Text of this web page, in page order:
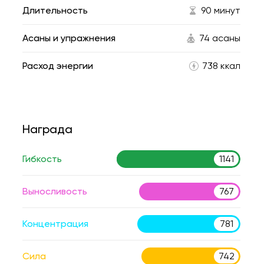
Длительность 90 минут
Асаны и упражнения 74 асаны
Расход энергии 738 ккал
Награда
Гибкость 1141
Выносливость 767
Концентрация 781
Сила 742